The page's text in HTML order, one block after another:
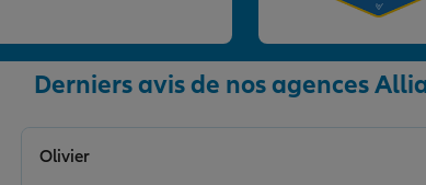
Derniers avis de nos agences
Olivier